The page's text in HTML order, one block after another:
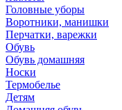
Головные уборы
Воротники, манишки
Перчатки, варежки
Обувь
Обувь домашняя
Носки
Термобелье
Детям